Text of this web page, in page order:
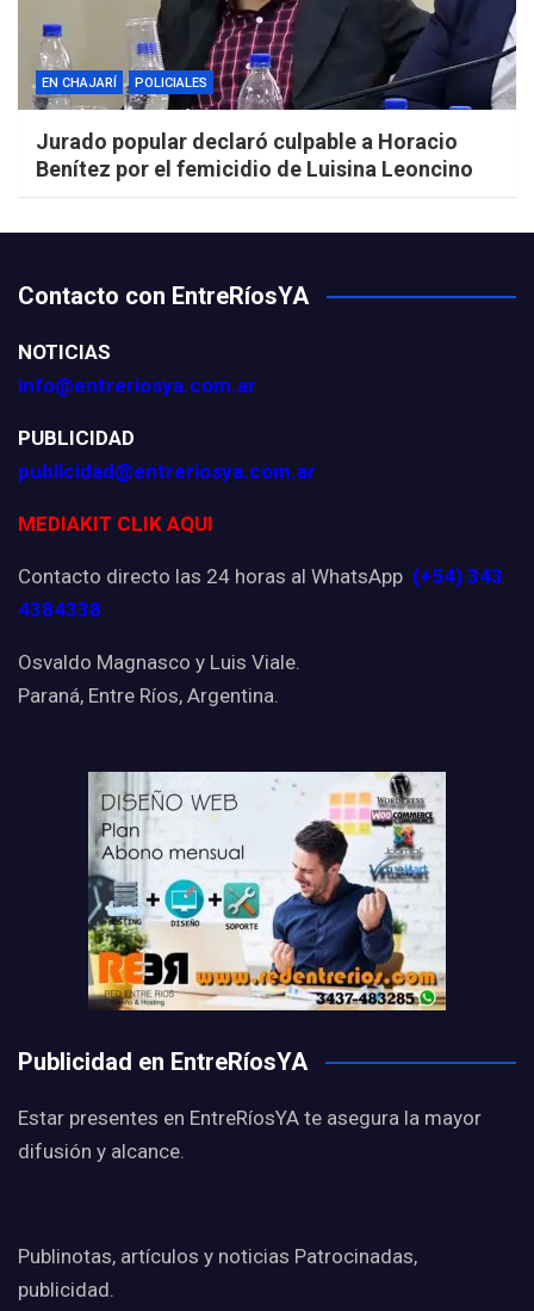
EN CHAJARÍ POLICIALES
Jurado popular declaró culpable a Horacio
Benítez por el femicidio de Luisina Leoncino
Contacto con EntreRíosYA
NOTICIAS
info@entreriosya.com.ar
PUBLICIDAD
publicidad@entreriosya.com.ar
MEDIAKIT CLIK AQUI
Contacto directo las 24 horas al WhatsApp (+54) 343
4384338
Osvaldo Magnasco y Luis Viale.
Paraná, Entre Ríos, Argentina.
Publicidad en EntreRíosYA
Estar presentes en EntreRíosYA te asegura la mayor
difusión y alcance.
Publinotas, artículos y noticias Patrocinadas,
publicidad.